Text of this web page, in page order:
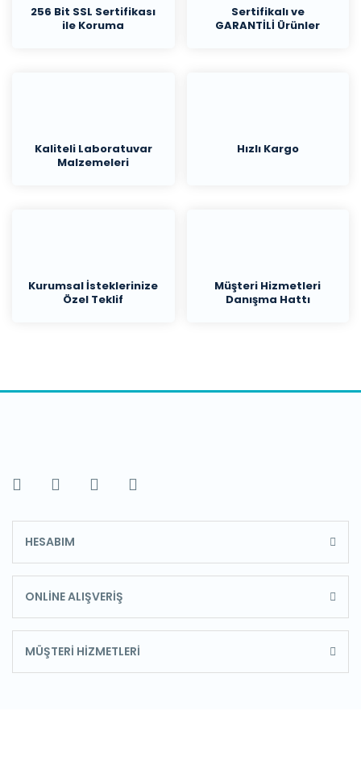
256 Bit SSL Sertifikası
ile Koruma
Sertifikalı ve
GARANTİLİ Ürünler
Kaliteli Laboratuvar
Malzemeleri
Hızlı Kargo
Kurumsal İsteklerinize
Özel Teklif
Müşteri Hizmetleri
Danışma Hattı
HESABIM
ONLİNE ALIŞVERİŞ
MÜŞTERİ HİZMETLERİ